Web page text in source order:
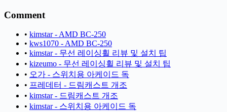
Comment
• kimstar - AMD BC-250
• kws1070 - AMD BC-250
• kimstar - 무선 레이싱휠 리뷰 및 설치 팁
• kizeumo - 무선 레이싱휠 리뷰 및 설치 팁
• 오가 - 스위치용 아케이드 독
• 프레데터 - 드림캐스트 개조
• kimstar - 드림캐스트 개조
• kimstar - 스위치용 아케이드 독